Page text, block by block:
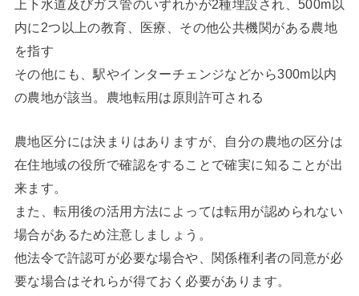
上下水道及びガス管のいずれかが2種埋設され、500m以
内に2つ以上の教育、医療、その他公共機関がある農地
を指す
その他にも、駅やインターチェンジなどから300m以内
の農地が該当。農地転用は原則許可される
農地区分には決まりはありますが、自分の農地の区分は
在住地域の役所で確認をすることで確実に知ることが出
来ます。
また、転用後の活用方法によっては転用が認められない
場合があるため注意しましょう。
他法令で許認可が必要な場合や、関係権利者の同意が必
要な場合はそれらが得ておく必要があります。